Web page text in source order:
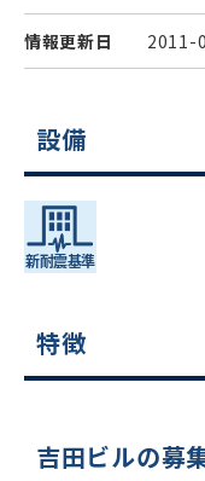
情報更新日 2011-
設備
特徴
吉田ビルの募